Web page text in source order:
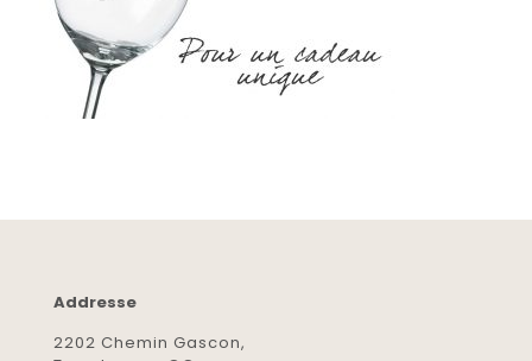
Addresse
2202 Chemin Gascon,